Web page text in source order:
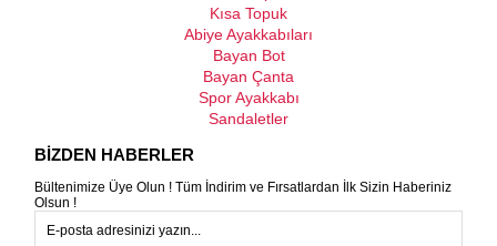
Kısa Topuk
Abiye Ayakkabıları
Bayan Bot
Bayan Çanta
Spor Ayakkabı
Sandaletler
BİZDEN HABERLER
Bültenimize Üye Olun ! Tüm İndirim ve Fırsatlardan İlk Sizin Haberiniz
Olsun !